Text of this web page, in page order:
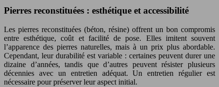
Pierres reconstituées : esthétique et accessibilité
Les pierres reconstituées (béton, résine) offrent un bon compromis
entre esthétique, coût et facilité de pose. Elles imitent souvent
l’apparence des pierres naturelles, mais à un prix plus abordable.
Cependant, leur durabilité est variable : certaines peuvent durer une
dizaine d’années, tandis que d’autres peuvent résister plusieurs
décennies avec un entretien adéquat. Un entretien régulier est
nécessaire pour préserver leur aspect initial.